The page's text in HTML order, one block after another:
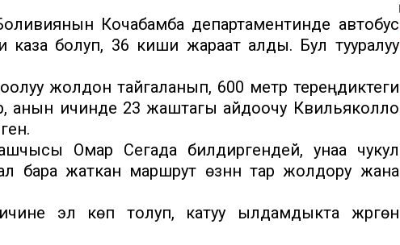
Кочабамба департаментинде автобус
болуп, 36 киши жараат алды. Бул тууралуу
жолдон тайгаланып, 600 метр тереңдиктеги
анын ичинде 23 жаштагы айдоочу Квильяколло
Омар Сегада билдиргендей, унаа чукул
бара жаткан маршрут өзүнүн тар жолдору жана
эл көп толуп, катуу ылдамдыкта жүргөнү